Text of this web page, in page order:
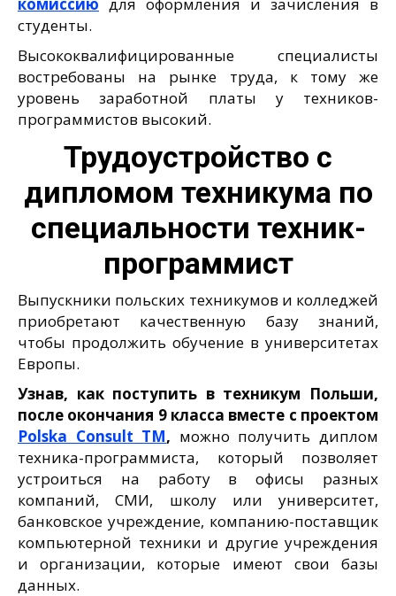
студенты.
Высококвалифицированные специалисты
востребованы на рынке труда, к тому же
уровень заработной платы у техников-
программистов высокий.
Трудоустройство с
дипломом техникума по
специальности техник-
программист
Выпускники польских техникумов и колледжей
приобретают качественную базу знаний,
чтобы продолжить обучение в университетах
Европы.
Узнав, как поступить в техникум Польши,
после окончания 9 класса вместе с проектом
Polska Consult TM, можно получить диплом
техника-программиста, который позволяет
устроиться на работу в офисы разных
компаний, СМИ, школу или университет,
банковское учреждение, компанию-поставщик
компьютерной техники и другие учреждения
и организации, которые имеют свои базы
данных.